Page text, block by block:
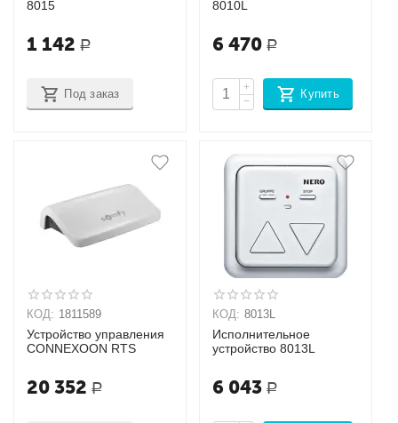
8015
1 142 Р
Под заказ
8010L
6 470 Р
+
−
Купить
КОД: 1811589
Устройство управления
CONNEXOON RTS
20 352 Р
КОД: 8013L
Исполнительное
устройство 8013L
6 043 Р